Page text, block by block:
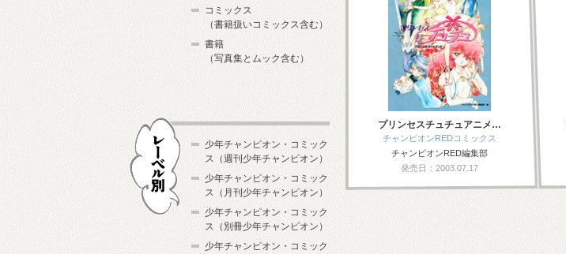
プリンセスチュチュアニメ…
チャンピオンREDコミックス
チャンピオンRED編集部
発売日：2003.07.17
コミックス
（書籍扱いコミックス含む）
書籍
（写真集とムック含む）
少年チャンピオン・コミック
ス（週刊少年チャンピオン）
少年チャンピオン・コミック
ス（月刊少年チャンピオン）
少年チャンピオン・コミック
ス（別冊少年チャンピオン）
少年チャンピオン・コミック